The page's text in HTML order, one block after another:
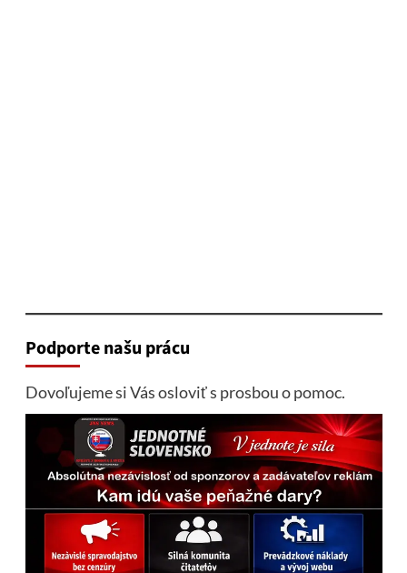
Podporte našu prácu
Dovoľujeme si Vás osloviť s prosbou o pomoc.